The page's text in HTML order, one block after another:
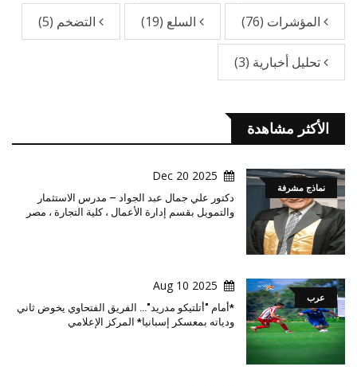
المؤشرات (76) السلع (19) التضخم (5)
تحليل أخبارية (3)
الأكثر مشاهدة
نماذج مشرفة
2025 Dec 20
دكتور علي جمال عبد الجواد – مدرس الاستثمار
والتمويل بقسم إدارة الأعمال ، كلية التجارة ، مصر
عرب
2025 Aug 10
*أمام "أتلتيكو مدريد"… الفريق الفتحاوي يخوض ثاني
ودياته بمعسكر إسبانيا* المركز الإعلامي